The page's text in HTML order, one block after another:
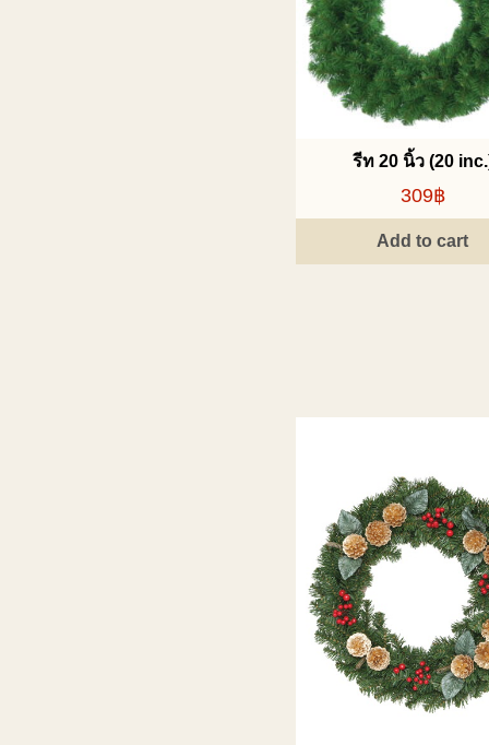
รีท 20 นิ้ว (20
309฿
Add to cart